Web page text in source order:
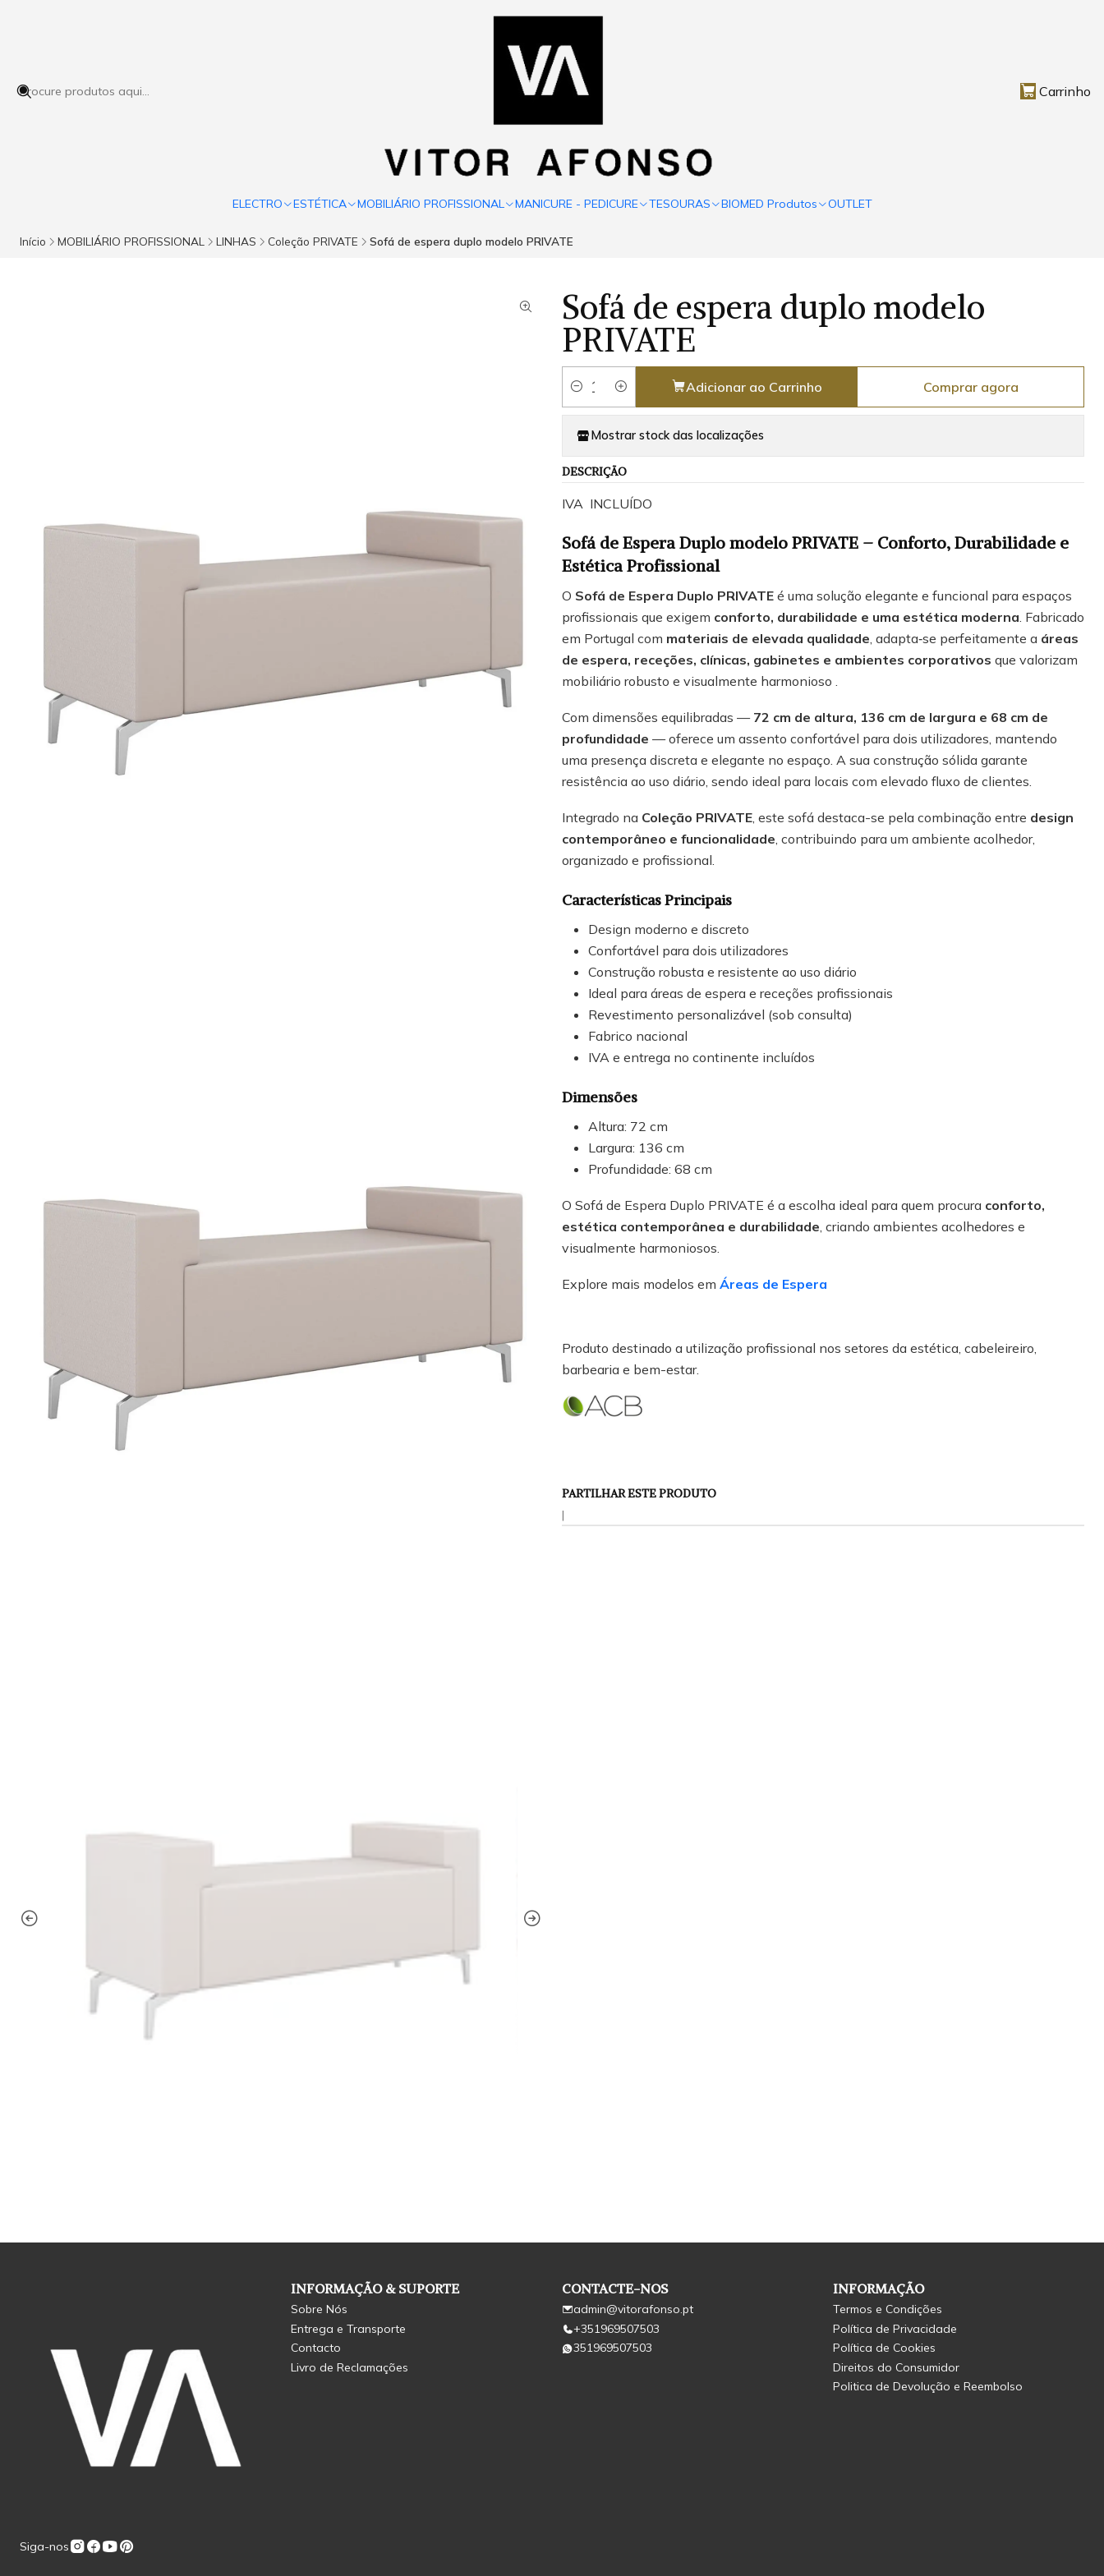
Carrinho
ELECTRO ESTÉTICA MOBILIÁRIO PROFISSIONAL MANICURE - PEDICURE TESOURAS BIOMED Produtos OUTLET
Início MOBILIÁRIO PROFISSIONAL LINHAS Coleção PRIVATE Sofá de espera duplo modelo PRIVATE
Sofá de espera duplo modelo
PRIVATE
Quantidade
Adicionar ao Carrinho Comprar agora
Mostrar stock das localizações
DESCRIÇÃO
IVA INCLUÍDO
Sofá de Espera Duplo modelo PRIVATE – Conforto, Durabilidade e
Estética Profissional
O Sofá de Espera Duplo PRIVATE é uma solução elegante e funcional para espaços
profissionais que exigem conforto, durabilidade e uma estética moderna . Fabricado
em Portugal com materiais de elevada qualidade , adapta‑se perfeitamente a áreas
de espera, receções, clínicas, gabinetes e ambientes corporativos que valorizam
mobiliário robusto e visualmente harmonioso .
Com dimensões equilibradas — 72 cm de altura, 136 cm de largura e 68 cm de
profundidade — oferece um assento confortável para dois utilizadores, mantendo
uma presença discreta e elegante no espaço. A sua construção sólida garante
resistência ao uso diário, sendo ideal para locais com elevado fluxo de clientes.
Integrado na Coleção PRIVATE , este sofá destaca-se pela combinação entre design
contemporâneo e funcionalidade , contribuindo para um ambiente acolhedor,
organizado e profissional.
Características Principais
Design moderno e discreto
Confortável para dois utilizadores
Construção robusta e resistente ao uso diário
Ideal para áreas de espera e receções profissionais
Revestimento personalizável (sob consulta)
Fabrico nacional
IVA e entrega no continente incluídos
Dimensões
Altura: 72 cm
Largura: 136 cm
Profundidade: 68 cm
O Sofá de Espera Duplo PRIVATE é a escolha ideal para quem procura conforto,
estética contemporânea e durabilidade , criando ambientes acolhedores e
visualmente harmoniosos.
Explore mais modelos em Áreas de Espera
Produto destinado a utilização profissional nos setores da estética, cabeleireiro,
barbearia e bem-estar.
PARTILHAR ESTE PRODUTO
|
Siga-nos
INFORMAÇÃO & SUPORTE
Sobre Nós
Entrega e Transporte
Contacto
Livro de Reclamações
CONTACTE-NOS
admin@vitorafonso.pt
+351969507503
351969507503
INFORMAÇÃO
Termos e Condições
Política de Privacidade
Política de Cookies
Direitos do Consumidor
Politica de Devolução e Reembolso